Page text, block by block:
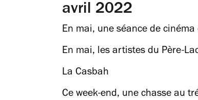
avril 2022
En mai, une séance de
En mai, les artistes du Père-
La Casbah
Ce week-end, une chasse au